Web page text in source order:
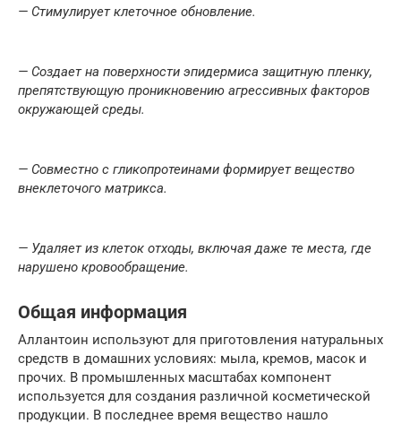
— Стимулирует клеточное обновление.
— Создает на поверхности эпидермиса защитную пленку,
препятствующую проникновению агрессивных факторов
окружающей среды.
— Совместно с гликопротеинами формирует вещество
внеклеточого матрикса.
— Удаляет из клеток отходы, включая даже те места, где
нарушено кровообращение.
Общая информация
Аллантоин используют для приготовления натуральных
средств в домашних условиях: мыла, кремов, масок и
прочих. В промышленных масштабах компонент
используется для создания различной косметической
продукции. В последнее время вещество нашло